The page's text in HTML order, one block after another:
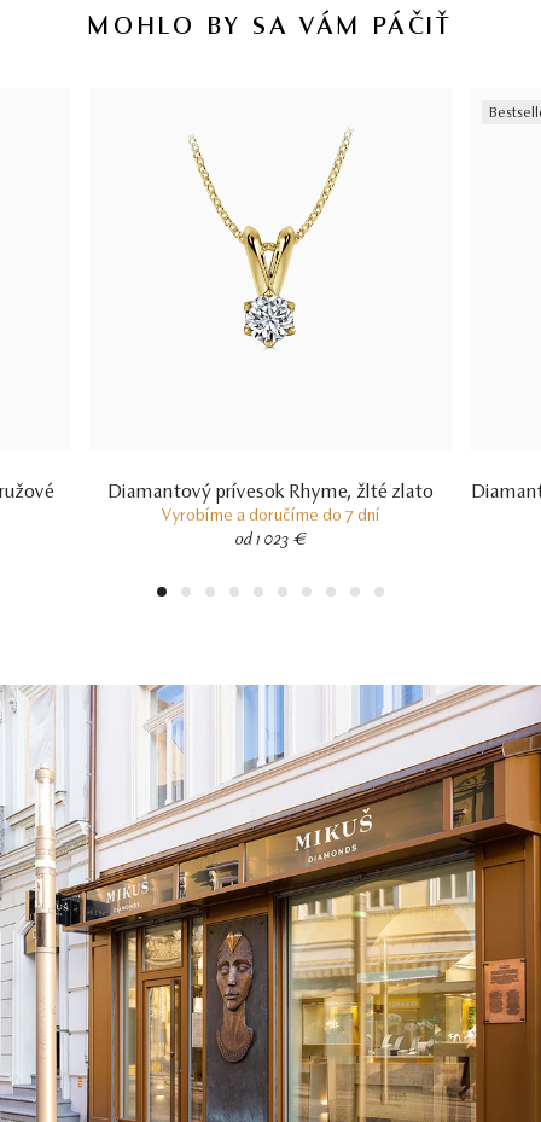
MOHLO BY SA VÁM PÁČIŤ
Diamantový prívesok Rhyme, žlté zlato
Vyrobíme a doručíme do 7 dní
od 1 023 €
1 2 3 4 5 6 7 8 9 10